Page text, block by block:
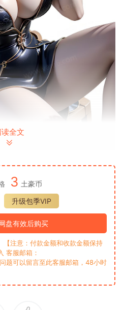
读全文
3 土豪币
升级包季VIP
盘有效后购买
【注意：付款金额和收款金额保持
客服邮箱：
题可以留言至此客服邮箱，48小时